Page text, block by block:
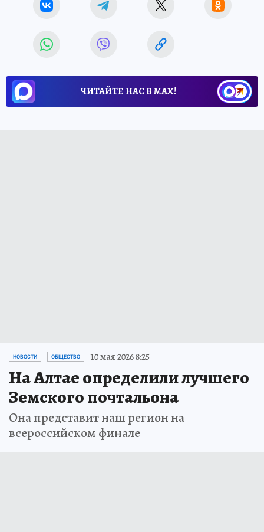
ЧИТАЙТЕ НАС В МАХ!
НОВОСТИ ОБЩЕСТВО 10 мая 2026 8:25
На Алтае определили лучшего
Земского почтальона
Она представит наш регион на
всероссийском финале